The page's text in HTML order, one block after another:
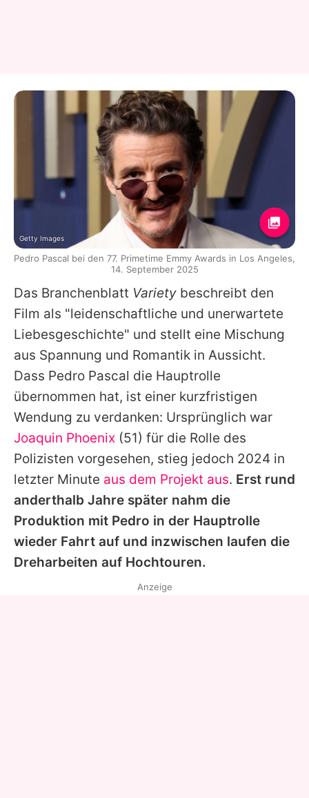
Das Branchenblatt Variety beschreibt den
Film als "leidenschaftliche und unerwartete
Liebesgeschichte" und stellt eine Mischung
aus Spannung und Romantik in Aussicht.
Dass Pedro Pascal die Hauptrolle
übernommen hat, ist einer kurzfristigen
Wendung zu verdanken: Ursprünglich war
Joaquin Phoenix (51) für die Rolle des
Polizisten vorgesehen, stieg jedoch 2024 in
letzter Minute aus dem Projekt aus. Erst rund
anderthalb Jahre später nahm die
Produktion mit Pedro in der Hauptrolle
wieder Fahrt auf und inzwischen laufen die
Dreharbeiten auf Hochtouren.
Getty Images
Pedro Pascal bei den 77. Primetime Emmy Awards in Los Angeles,
14. September 2025
Anzeige